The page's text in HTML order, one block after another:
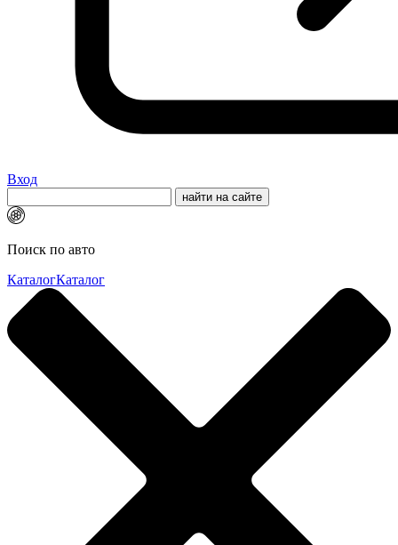
Вход
Поиск по авто
КаталогКаталог